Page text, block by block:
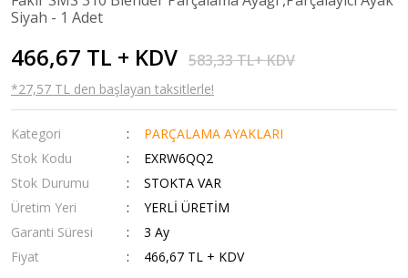
Siyah - 1 Adet
466,67 TL + KDV 583,33 TL+ KDV
*27,57 TL den başlayan taksitlerle!
Kategori
PARÇALAMA AYAKLARI
Stok Kodu
EXRW6QQ2
Stok Durumu
STOKTA VAR
Üretim Yeri
YERLİ ÜRETİM
Garanti Süresi
3 Ay
Fiyat
466,67 TL + KDV